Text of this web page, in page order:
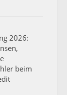
2026:
beim